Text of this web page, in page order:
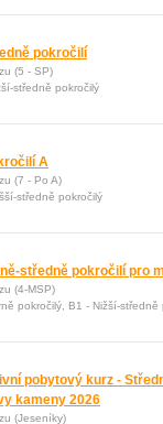
pokročilí
(5 - SP)
středně pokročilý
A
(7 - Po A)
středně pokročilý
středně pokročilí pro
(4-MSP)
pokročilý, B1 - Nižší-středně
pobytový kurz -
kameny 2026
(Jeseníky)